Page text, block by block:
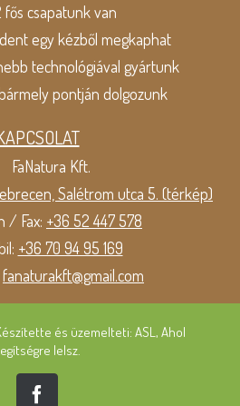
fős csapatunk van
egy kézből megkaphat
technológiával gyártunk
pontján dolgozunk
FaNatura Kft.
Salétrom utca 5. (térkép)
/ Fax: +36 52 447 578
+36 70 94 95 169
fanaturakft@gmail.com
és üzemelteti: ASL, Ahol
lelsz.